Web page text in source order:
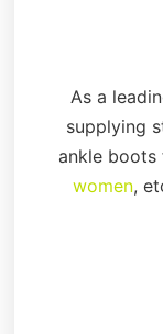
As a
supplying
ankle boots
women,